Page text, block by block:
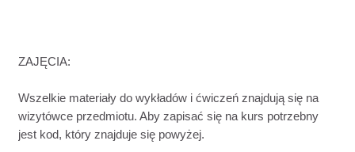
ZAJĘCIA:
Wszelkie materiały do wykładów i ćwiczeń znajdują się na
wizytówce przedmiotu. Aby zapisać się na kurs potrzebny
jest kod, który znajduje się powyżej.